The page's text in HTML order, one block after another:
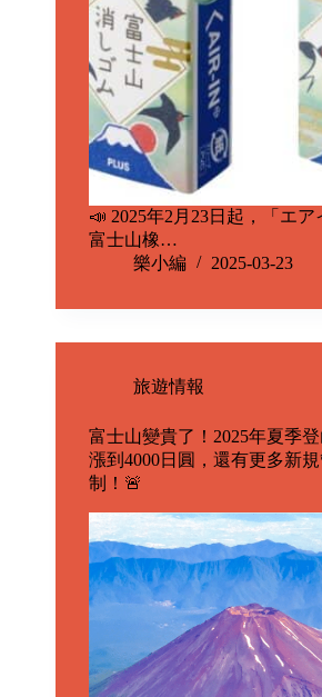
📣 2025年2月23日起，「エア
富士山橡…
樂小編
2025-03-23
旅遊情報
富士山變貴了！2025年夏季
漲到4000日圓，還有更多新
制！🚨